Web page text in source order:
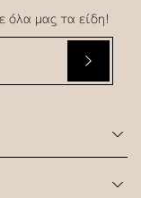
όλα μας τα είδη!